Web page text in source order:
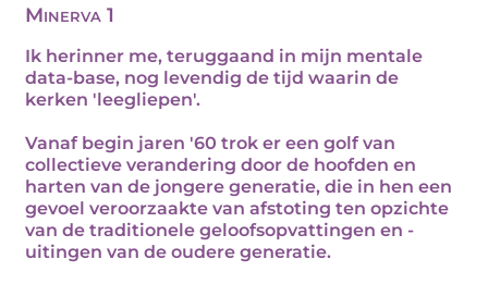
Minerva 1
Ik herinner me, teruggaand in mijn mentale
data-base, nog levendig de tijd waarin de
kerken 'leegliepen'.
Vanaf begin jaren '60 trok er een golf van
collectieve verandering door de hoofden en
harten van de jongere generatie, die in hen een
gevoel veroorzaakte van afstoting ten opzichte
van de traditionele geloofsopvattingen en -
uitingen van de oudere generatie.